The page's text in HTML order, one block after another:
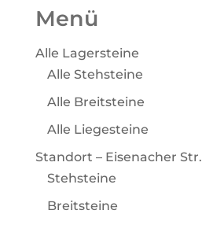
Menü
Alle Lagersteine
Alle Stehsteine
Alle Breitsteine
Alle Liegesteine
Standort – Eisenacher Str.
Stehsteine
Breitsteine